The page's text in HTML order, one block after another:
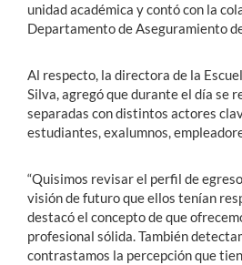
unidad académica y contó con la
Departamento de Aseguramiento
Al respecto, la directora de la
Silva, agregó que durante el día se
separadas con distintos actores
estudiantes, exalumnos,
“Quisimos revisar el perfil de
visión de futuro que ellos tenían
destacó el concepto de que
profesional sólida. También
contrastamos la percepción que